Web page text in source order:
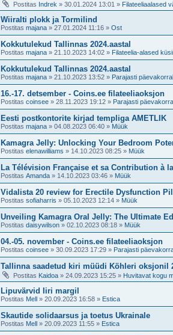
Postitas Indrek » 30.01.2024 13:01 » Filateeliaalased
Wiiralti plokk ja Tormilind
Postitas majana » 27.01.2024 11:16 » Ost
Kokkutulekud Tallinnas 2024.aastal
Postitas majana » 21.10.2023 14:02 » Filateelia-alased
Kokkutulekud Tallinnas 2024.aastal
Postitas majana » 21.10.2023 13:52 » Parajasti päevakorral
16.-17. detsember - Coins.ee filateeliaoksjon
Postitas coinsee » 28.11.2023 19:12 » Parajasti
Eesti postkontorite kirjad templiga AMETLIK
Postitas majana » 04.08.2023 06:40 » Müük
Kamagra Jelly: Unlocking Your Bedroom
Postitas elenawilliams » 14.10.2023 08:25 » Müük
La Télévision Française et sa Contribution à
Postitas Amanda » 14.10.2023 03:46 » Müük
Vidalista 20 review for Erectile Dysfunction Pill
Postitas sofiaharris » 05.10.2023 12:14 » Müük
Unveiling Kamagra Oral Jelly: The Ultimate
Postitas daisywilson » 02.10.2023 08:18 » Müük
04.-05. november - Coins.ee filateeliaoksjon
Postitas coinsee » 30.09.2023 17:29 » Parajasti
Tallinna saadetud kiri müüdi Köhleri oksjonil
Postitas Kaidoa » 24.09.2023 15:25 » Huvitavat kogu
Lipuvärvid Iiri margil
Postitas Mell » 20.09.2023 16:58 » Estica
Skautide solidaarsus ja toetus Ukrainale
Postitas Mell » 20.09.2023 11:55 » Estica